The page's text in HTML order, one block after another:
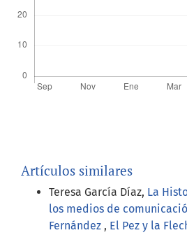
Artículos similares
Teresa García Díaz, La
los medios de
Fernández , El Pez y la